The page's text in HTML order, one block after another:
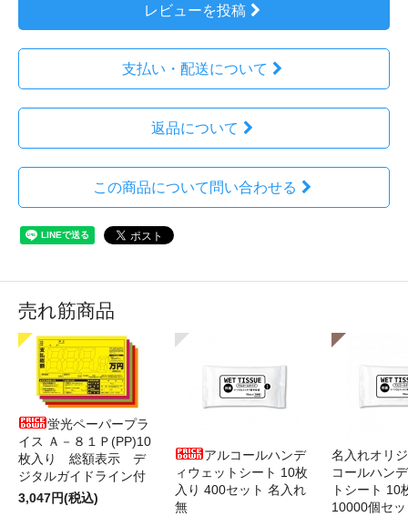
レビューを投稿
支払い・配送について
返品について
この商品について問い合わせる
売れ筋商品
蛍光ペーパープラ
イス Ａ－８１Ｐ(PP)10
枚入り 総額表示 デ
ジタルガイドライン付
3,047円(税込)
アルコールハンデ
ィウェットシート 10枚
入り 400セット 名入れ
無
名入れオリ
コールハン
トシート 10
10000個セ